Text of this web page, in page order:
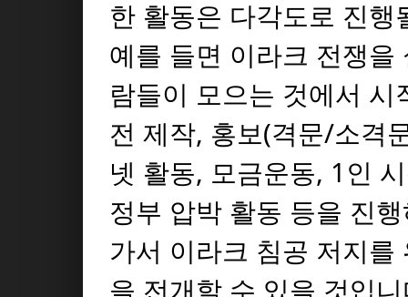
한 활동은 다각도로 진
예를 들면 이라크 전쟁
람들이 모으는 것에서
전 제작, 홍보(격문/소격
넷 활동, 모금운동, 1인
정부 압박 활동 등을 진
가서 이라크 침공 저지
을 전개할 수 있을 것입